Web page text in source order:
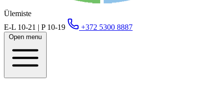
Ülemiste
E-L 10-21 | P 10-19
+372 5300 8887
Open menu